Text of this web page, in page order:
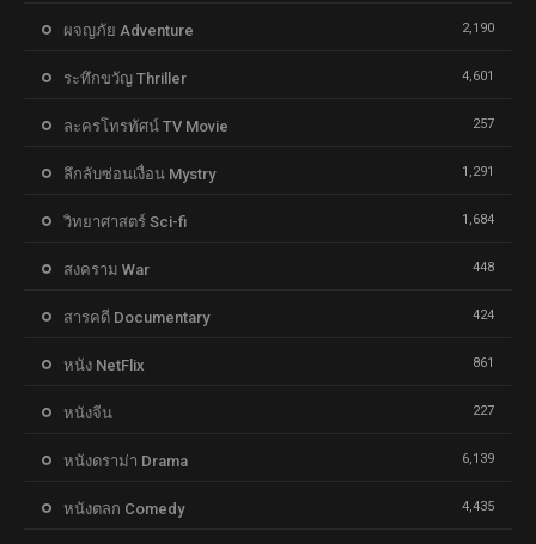
ผจญภัย Adventure 2,190
ระทึกขวัญ Thriller 4,601
ละครโทรทัศน์ TV Movie 257
ลึกลับซ่อนเงื่อน Mystry 1,291
วิทยาศาสตร์ Sci-fi 1,684
สงคราม War 448
สารคดี Documentary 424
หนัง NetFlix 861
หนังจีน 227
หนังดราม่า Drama 6,139
หนังตลก Comedy 4,435